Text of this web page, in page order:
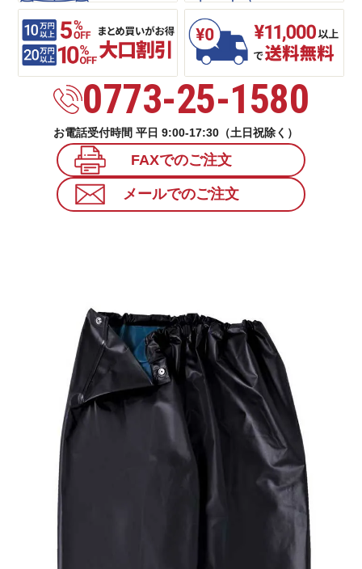
0773-25-1580
お電話受付時間 平日 9:00-17:30（土日祝除く）
FAXでのご注文
メールでのご注文